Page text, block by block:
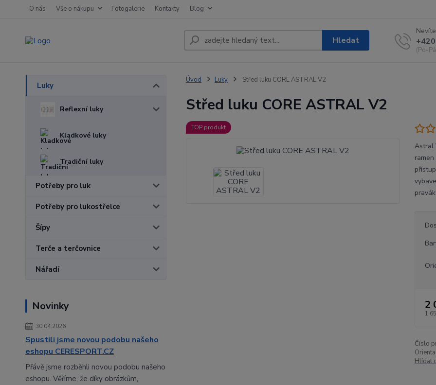
O nás Vše o nákupu Fotogalerie Kontakty Blog
Hledat
(Po-
Luky
Reflexní luky
Kladkové luky
Tradiční luky
Potřeby pro luk
Potřeby pro lukostřelce
Šípy
Terče a terčovnice
Nářadí
Novinky
30.04.2026
Spustili jsme novou podobu našeho
eshopu CERESPORT.CZ
Přávě jsme rozběhli novou podobu našeho
eshopu. Věříme, že díky obrázkům,
Úvod Luky Střed luku CORE ASTRAL V2
Střed luku CORE ASTRAL V2
TOP produkt
Astral
2
1
Číslo
Hlídat